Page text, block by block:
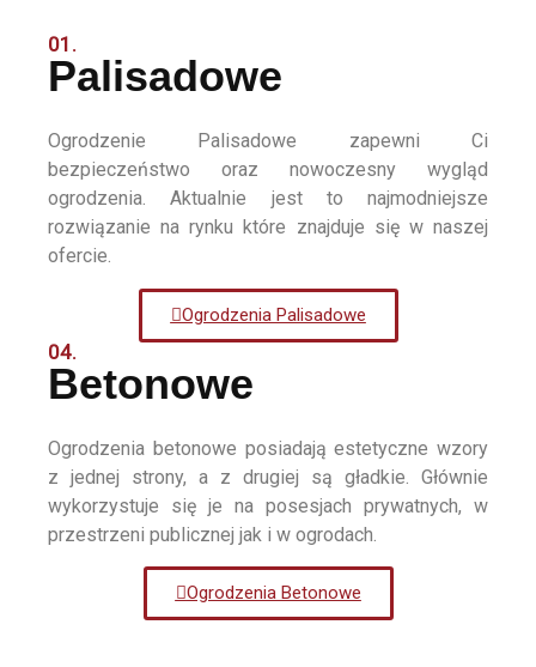
01.
Palisadowe
Ogrodzenie Palisadowe zapewni Ci
bezpieczeństwo oraz nowoczesny wygląd
ogrodzenia. Aktualnie jest to najmodniejsze
rozwiązanie na rynku które znajduje się w naszej
ofercie.
Ogrodzenia Palisadowe
04.
Betonowe
Ogrodzenia betonowe posiadają estetyczne wzory
z jednej strony, a z drugiej są gładkie. Głównie
wykorzystuje się je na posesjach prywatnych, w
przestrzeni publicznej jak i w ogrodach.
Ogrodzenia Betonowe